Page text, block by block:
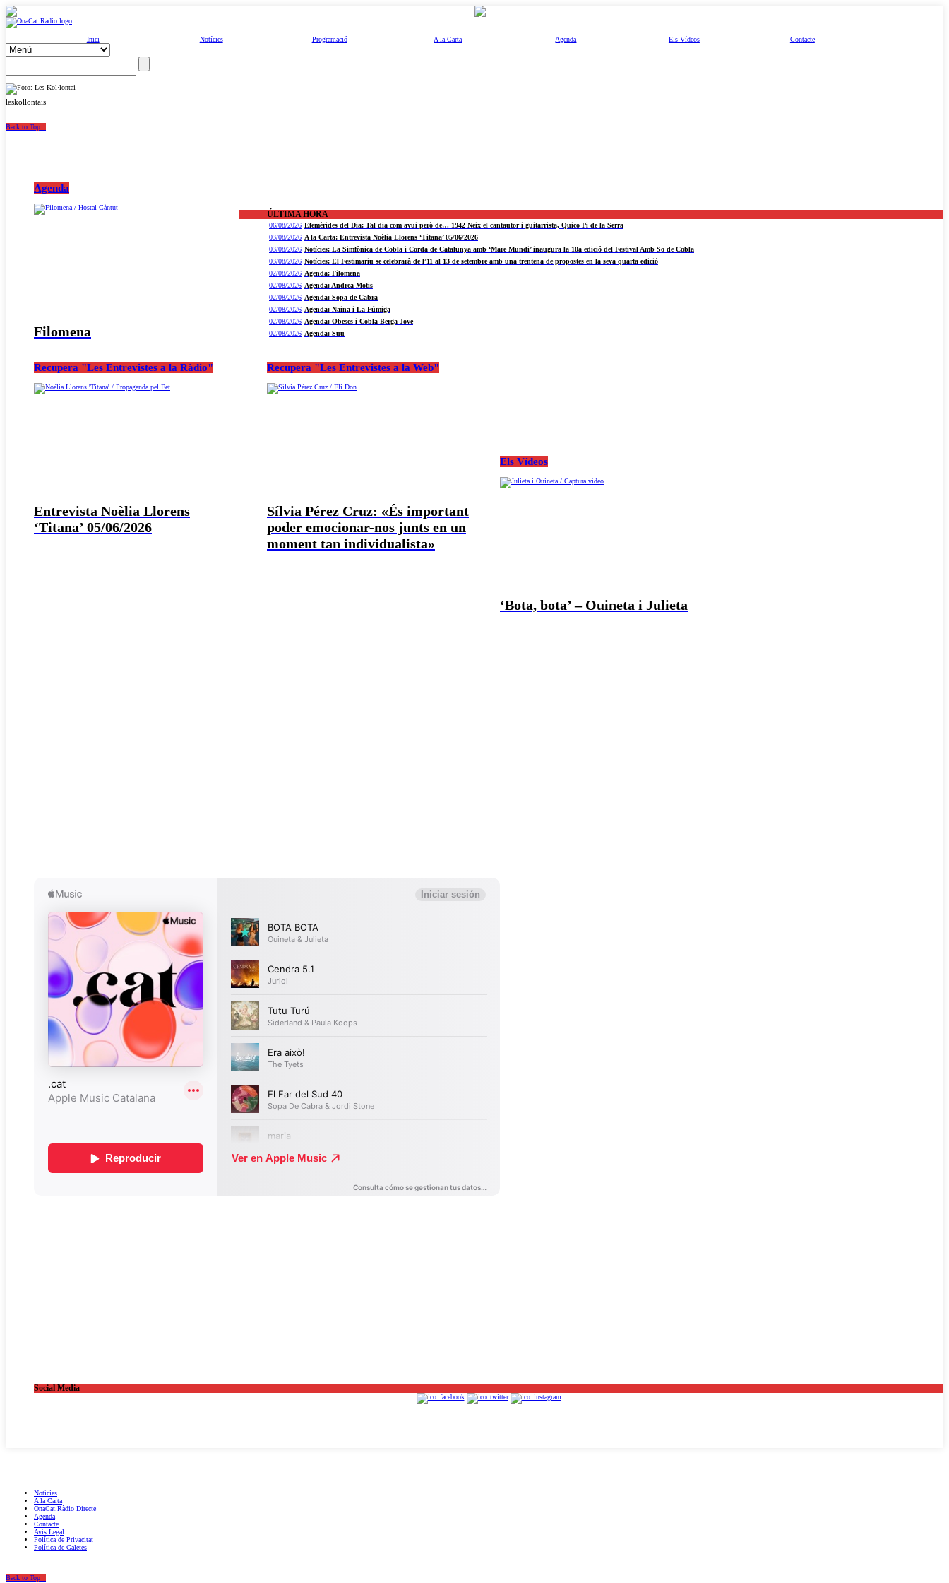
Inici Notícies Programació A la Carta Agenda Els Vídeos Contacte
leskollontais
Back to Top ↑
Agenda
Filomena
ÚLTIMA HORA
06/08/2026 Efemèrides del Dia: Tal dia com avui però de… 1942 Neix el cantautor i guitarrista, Quico Pi de la Serra
03/08/2026 A la Carta: Entrevista Noèlia Llorens ‘Titana’ 05/06/2026
03/08/2026 Notícies: La Simfònica de Cobla i Corda de Catalunya amb ‘Mare Mundi’ inaugura la 10a edició del Festival Amb So de Cobla
03/08/2026 Notícies: El Festimariu se celebrarà de l’11 al 13 de setembre amb una trentena de propostes en la seva quarta edició
02/08/2026 Agenda: Filomena
02/08/2026 Agenda: Andrea Motis
02/08/2026 Agenda: Sopa de Cabra
02/08/2026 Agenda: Naina i La Fúmiga
02/08/2026 Agenda: Obeses i Cobla Berga Jove
02/08/2026 Agenda: Suu
Recupera "Les Entrevistes a la Ràdio"
Entrevista Noèlia Llorens
‘Titana’ 05/06/2026
Recupera "Les Entrevistes a la Web"
Sílvia Pérez Cruz: «És important
poder emocionar-nos junts en un
moment tan individualista»
Els Vídeos
‘Bota, bota’ – Ouineta i Julieta
Social Media
Notícies
A la Carta
OnaCat.Ràdio Directe
Agenda
Contacte
Avís Legal
Política de Privacitat
Política de Galetes
Back to Top ↑